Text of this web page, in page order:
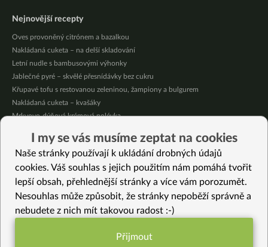
Nejnovější recepty
Oves provoněný citrónem a bazalkou
Nakládaná cuketa – na delší skladování
Letní nudle s bambusovými výhonky
Jablečné pyré – skvělé přesnídávky bez cukru
Křupavé tofu s restovanou zeleninou, žampiony a bulgurem
Nakládaná cuketa – kvašáky
Mrkvovo-dýňová krémová polévka
Osvěžující čaj s citronovými bylinkami
Nepečený jablečný dort s rybízem
Vybrané recepty
Nishime – zelenina vařená ve vrstvách
Jasmínová rýže s ochuceným tofu a zeleninou ve woku
I my se vás musíme zeptat na cookies
Naše stránky používají k ukládání drobných údajů
cookies. Váš souhlas s jejich použitím nám pomáhá tvořit
lepší obsah, přehlednější stránky a více vám porozumět.
Nesouhlas může způsobit, že stránky nepoběží správně a
nebudete z nich mít takovou radost :-)
Přijmout